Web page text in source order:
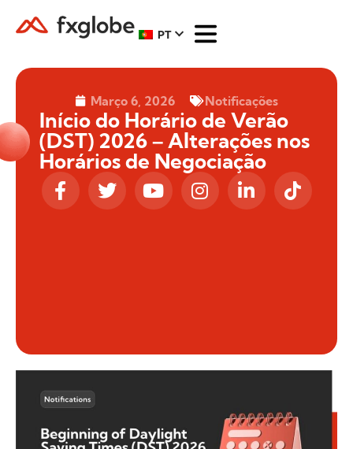
PT
Março 6, 2026 Notificações
Início do Horário de Verão
(DST) 2026 – Alterações nos
Horários de Negociação